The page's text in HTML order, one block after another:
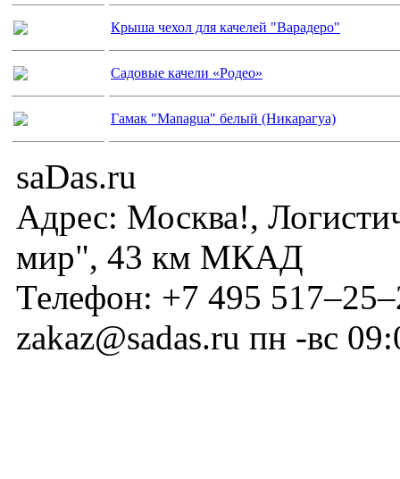
Крыша чехол для качелей "Варадеро"
Садовые качели «Родео»
Гамак "Managua" белый (Никарагуа)
saDas.ru
Адрес: Москва!,
мир", 43 км МКАД
Телефон: +7 495
zakaz@sadas.ru пн -вс